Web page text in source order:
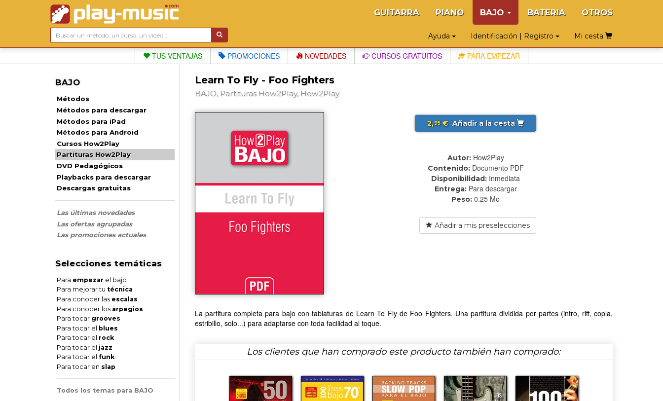
GUITARRA PIANO BAJO BATERIA OTROS
Ayuda Identificación | Registro Mi cesta
TUS VENTAJAS PROMOCIONES NOVEDADES CURSOS GRATUITOS PARA EMPEZAR
BAJO
Métodos
Métodos para descargar
Métodos para iPad
Métodos para Android
Cursos How2Play
Partituras How2Play
DVD Pedagógicos
Playbacks para descargar
Descargas gratuitas
Las últimas novedades
Las ofertas agrupadas
Las promociones actuales
Selecciones temáticas
Para empezar el bajo
Para mejorar tu técnica
Para conocer las escalas
Para conocer los arpegios
Para tocar grooves
Para tocar el blues
Para tocar el rock
Para tocar el jazz
Para tocar el funk
Para tocar en slap
Todos los temas para BAJO
Learn To Fly - Foo Fighters
BAJO, Partituras How2Play, How2Play
2,95€ Añadir a la cesta
Autor: How2Play
Contenido: Documento PDF
Disponibilidad: Inmediata
Entrega: Para descargar
Peso: 0.25 Mo
Añadir a mis preselecciones
La partitura completa para bajo con tablaturas de Learn To Fly de Foo Fighters. Una partitura dividida por partes (intro, riff, copla,
estribillo, solo...) para adaptarse con toda facilidad al toque.
Los clientes que han comprado este producto también han comprado: